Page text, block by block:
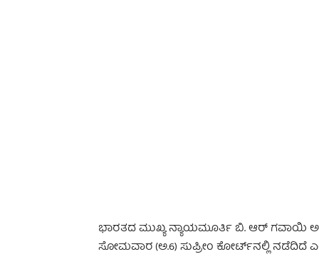
ಭಾರತದ ಮುಖ್ಯ ನ್ಯಾಯಮೂರ್ತಿ ಬಿ. ಆರ್ ಗವಾಯಿ
ಸೋಮವಾರ (ಅ.6) ಸುಪ್ರೀಂ ಕೋರ್ಟ್‌ನಲ್ಲಿ ನಡೆದಿದೆ